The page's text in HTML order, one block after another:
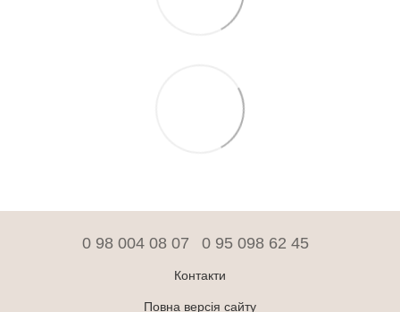
0 98 004 08 07 0 95 098 62 45
Контакти
Повна версія сайту